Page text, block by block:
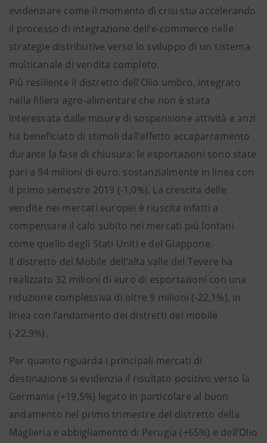
evidenziare come il momento di crisi stia accelerando
il processo di integrazione dell’e-commerce nelle
strategie distributive verso lo sviluppo di un sistema
multicanale di vendita completo.
Più resiliente il distretto dell’Olio umbro, integrato
nella filiera agro-alimentare che non è stata
interessata dalle misure di sospensione attività e anzi
ha beneficiato di stimoli dall’effetto accaparramento
durante la fase di chiusura: le esportazioni sono state
pari a 94 milioni di euro, sostanzialmente in linea con
il primo semestre 2019 (-1,0%). La crescita delle
vendite nei mercati europei è riuscita infatti a
compensare il calo subito nei mercati più lontani
come quello degli Stati Uniti e del Giappone.
Il distretto del Mobile dell’alta valle del Tevere ha
realizzato 32 milioni di euro di esportazioni con una
riduzione complessiva di oltre 9 milioni (-22,1%), in
linea con l’andamento dei distretti del mobile
(-22,9%).
Per quanto riguarda i principali mercati di
destinazione si evidenzia il risultato positivo verso la
Germania (+19,5%) legato in particolare al buon
andamento nel primo trimestre del distretto della
Maglieria e abbigliamento di Perugia (+65%) e dell’Olio